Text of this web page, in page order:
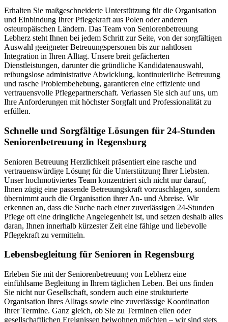
Erhalten Sie maßgeschneiderte Unterstützung für die Organisation
und Einbindung Ihrer Pflegekraft aus Polen oder anderen
osteuropäischen Ländern. Das Team von Seniorenbetreuung
Lebherz steht Ihnen bei jedem Schritt zur Seite, von der sorgfältigen
Auswahl geeigneter Betreuungspersonen bis zur nahtlosen
Integration in Ihren Alltag. Unsere breit gefächerten
Dienstleistungen, darunter die gründliche Kandidatenauswahl,
reibungslose administrative Abwicklung, kontinuierliche Betreuung
und rasche Problembehebung, garantieren eine effiziente und
vertrauensvolle Pflegepartnerschaft. Verlassen Sie sich auf uns, um
Ihre Anforderungen mit höchster Sorgfalt und Professionalität zu
erfüllen.
Schnelle und Sorgfältige Lösungen für 24-Stunden
Seniorenbetreuung in Regensburg
Senioren Betreuung Herzlichkeit präsentiert eine rasche und
vertrauenswürdige Lösung für die Unterstützung Ihrer Liebsten.
Unser hochmotiviertes Team konzentriert sich nicht nur darauf,
Ihnen zügig eine passende Betreuungskraft vorzuschlagen, sondern
übernimmt auch die Organisation ihrer An- und Abreise. Wir
erkennen an, dass die Suche nach einer zuverlässigen 24-Stunden
Pflege oft eine dringliche Angelegenheit ist, und setzen deshalb alles
daran, Ihnen innerhalb kürzester Zeit eine fähige und liebevolle
Pflegekraft zu vermitteln.
Lebensbegleitung für Senioren in Regensburg
Erleben Sie mit der Seniorenbetreuung von Lebherz eine
einfühlsame Begleitung in Ihrem täglichen Leben. Bei uns finden
Sie nicht nur Gesellschaft, sondern auch eine strukturierte
Organisation Ihres Alltags sowie eine zuverlässige Koordination
Ihrer Termine. Ganz gleich, ob Sie zu Terminen eilen oder
gesellschaftlichen Ereignissen beiwohnen möchten – wir sind stets